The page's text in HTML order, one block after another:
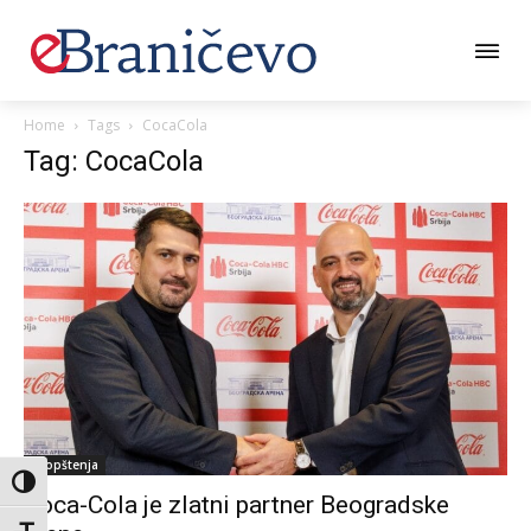
Toggle High Contrast
Home Tags CocaCola
Tag: CocaCola
Saopštenja
Coca-Cola je zlatni partner Beogradske